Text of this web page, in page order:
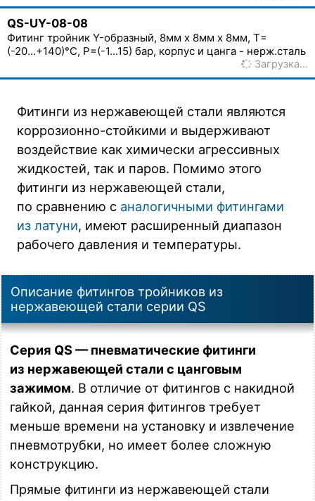
QS-UY-08-08
Фитинг тройник Y-образный, 8мм x 8мм x 8мм, T=
(-20...+140)°C, P=(-1...15) бар, корпус и цанга - нерж.сталь
Загрузка…
Фитинги из нержавеющей стали являются
коррозионно-стойкими и выдерживают
воздействие как химически агрессивных
жидкостей, так и паров. Помимо этого
фитинги из нержавеющей стали,
по сравнению с аналогичными фитингами
из латуни, имеют расширенный диапазон
рабочего давления и температуры.
Описание фитингов тройников из
нержавеющей стали серии QS
Серия QS — пневматические фитинги
из нержавеющей стали с цанговым
зажимом. В отличие от фитингов с накидной
гайкой, данная серия фитингов требует
меньше времени на установку и извлечение
пневмотрубки, но имеет более сложную
конструкцию.
Прямые фитинги из нержавеющей стали